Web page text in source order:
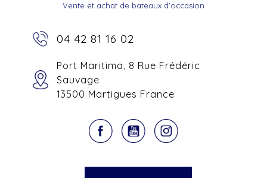
Vente et achat de bateaux d'occasion
04 42 81 16 02
Port Maritima, 8 Rue Frédéric
Sauvage
13500 Martigues France